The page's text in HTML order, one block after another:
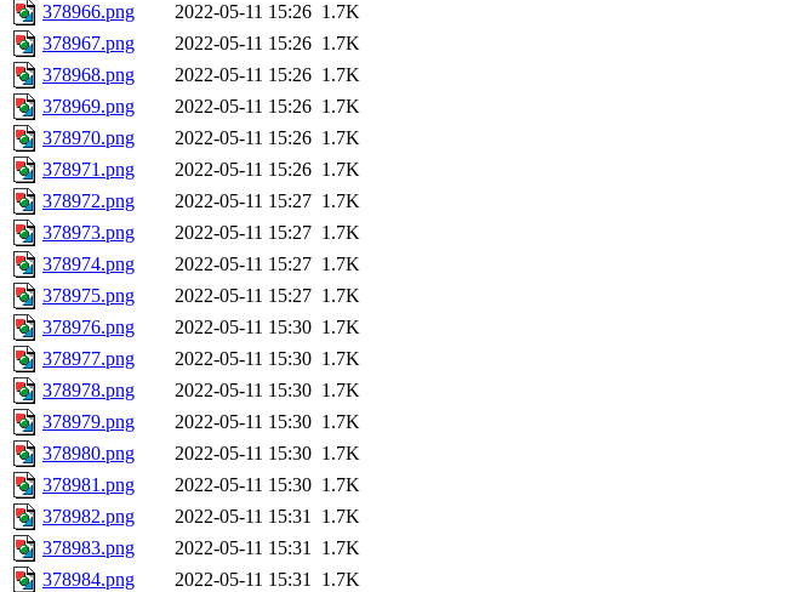
378966.png
2022-05-11 15:26 1.7K
378967.png
2022-05-11 15:26 1.7K
378968.png
2022-05-11 15:26 1.7K
378969.png
2022-05-11 15:26 1.7K
378970.png
2022-05-11 15:26 1.7K
378971.png
2022-05-11 15:26 1.7K
378972.png
2022-05-11 15:27 1.7K
378973.png
2022-05-11 15:27 1.7K
378974.png
2022-05-11 15:27 1.7K
378975.png
2022-05-11 15:27 1.7K
378976.png
2022-05-11 15:30 1.7K
378977.png
2022-05-11 15:30 1.7K
378978.png
2022-05-11 15:30 1.7K
378979.png
2022-05-11 15:30 1.7K
378980.png
2022-05-11 15:30 1.7K
378981.png
2022-05-11 15:30 1.7K
378982.png
2022-05-11 15:31 1.7K
378983.png
2022-05-11 15:31 1.7K
378984.png
2022-05-11 15:31 1.7K